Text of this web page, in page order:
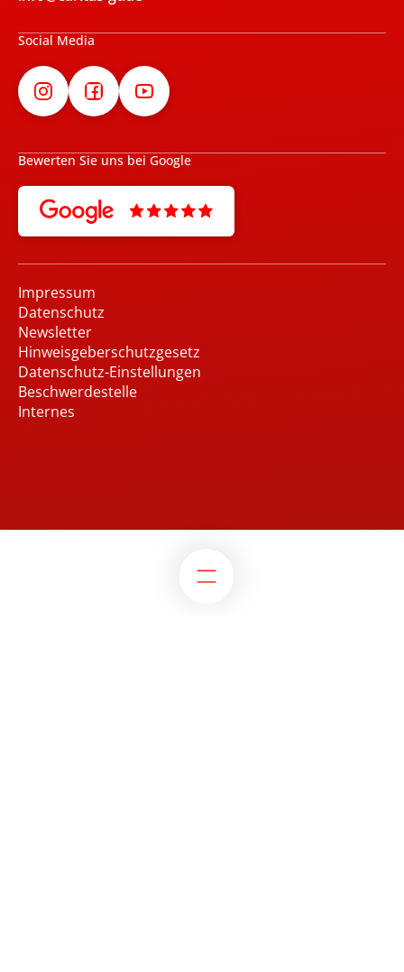
Social Media
Bewerten Sie uns bei Google
Impressum
Datenschutz
Newsletter
Hinweisgeberschutzgesetz
Datenschutz-Einstellungen
Beschwerdestelle
Internes